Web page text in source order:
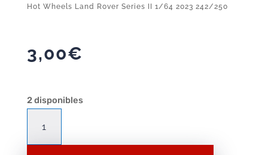
Hot Wheels Land Rover Series II 1/64 2023 242/250
3,00€
2 disponibles
Wheels